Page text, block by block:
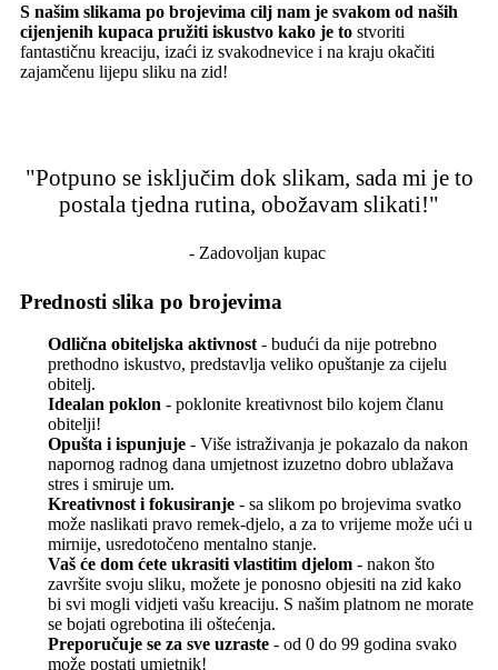
S našim slikama po brojevima cilj nam je svakom od naših
cijenjenih kupaca pružiti iskustvo kako je to stvoriti
fantastičnu kreaciju, izaći iz svakodnevice i na kraju okačiti
zajamčenu lijepu sliku na zid!
"Potpuno se isključim dok slikam, sada mi je to
postala tjedna rutina, obožavam slikati!"
- Zadovoljan kupac
Prednosti slika po brojevima
Odlična obiteljska aktivnost - budući da nije potrebno
prethodno iskustvo, predstavlja veliko opuštanje za cijelu
obitelj.
Idealan poklon - poklonite kreativnost bilo kojem članu
obitelji!
Opušta i ispunjuje - Više istraživanja je pokazalo da nakon
napornog radnog dana umjetnost izuzetno dobro ublažava
stres i smiruje um.
Kreativnost i fokusiranje - sa slikom po brojevima svatko
može naslikati pravo remek-djelo, a za to vrijeme može ući u
mirnije, usredotočeno mentalno stanje.
Vaš će dom ćete ukrasiti vlastitim djelom - nakon što
završite svoju sliku, možete je ponosno objesiti na zid kako
bi svi mogli vidjeti vašu kreaciju. S našim platnom ne morate
se bojati ogrebotina ili oštećenja.
Preporučuje se za sve uzraste - od 0 do 99 godina svako
može postati umjetnik!